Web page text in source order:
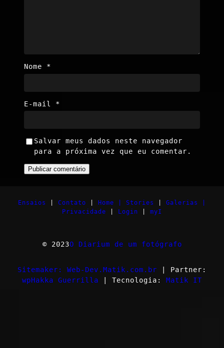
Nome *
E-mail *
Salvar meus dados neste navegador
para a próxima vez que eu comentar.
Ensaios Contato Home | Stories
Galerias |
Privacidade
Login myI
© 2023O Diarium de um fotógrafo
Sitemaker: Web-Dev.Matik.com.br | Partner:
wpHakka Guerrilla | Tecnologia: Matik IT